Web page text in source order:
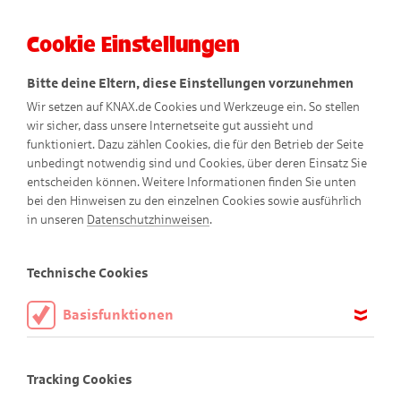
KNAX-Heft-Parade
Titelbildern kannst du sehen, wie sich Figuren und Titelbilder
Cookie Einstellungen
Bitte deine Eltern, diese Einstellungen vorzunehmen
Wir setzen auf KNAX.de Cookies und Werkzeuge ein. So stellen
wir sicher, dass unsere Internetseite gut aussieht und
funktioniert. Dazu zählen Cookies, die für den Betrieb der Seite
unbedingt notwendig sind und Cookies, über deren Einsatz Sie
entscheiden können. Weitere Informationen finden Sie unten
bei den Hinweisen zu den einzelnen Cookies sowie ausführlich
in unseren Datenschutzhinweisen.
Technische Cookies
Basisfunktionen
aktiviert sein.
Tracking Cookies